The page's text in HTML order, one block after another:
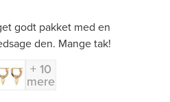
godt pakket med en
den. Mange tak!
+ 10
mere